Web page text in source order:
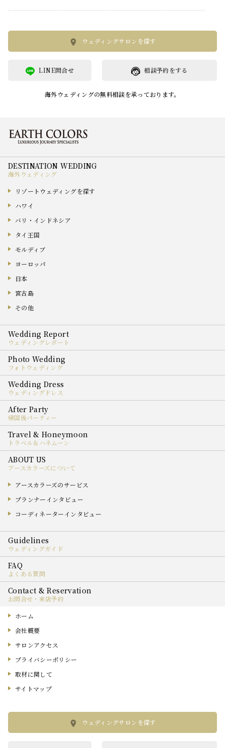
ウェディングサロンを探す
相談予約をする
LINE問合せ
海外ウェディングの無料相談を承っております。
海外ウェディング
リゾートウェディングを探す
ハワイ
バリ・インドネシア
タイ王国
モルディブ
ヨーロッパ
日本
宮古島
その他
ウェディングレポート
フォトウェディング
ウェディングドレス
帰国後パーティー
トラベル＆ハネムーン
アースカラーズについて
アースカラーズのサービス
プランナーインタビュー
コーディネーターインタビュー
ウェディングガイド
よくある質問
お問合せ・来店予約
ホーム
会社概要
サロンアクセス
プライバシーポリシー
取材に関して
サイトマップ
ウェディングサロンを探す